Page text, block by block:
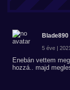
Blade890
5 éve |
Enebán vettem
hozzá.. majd